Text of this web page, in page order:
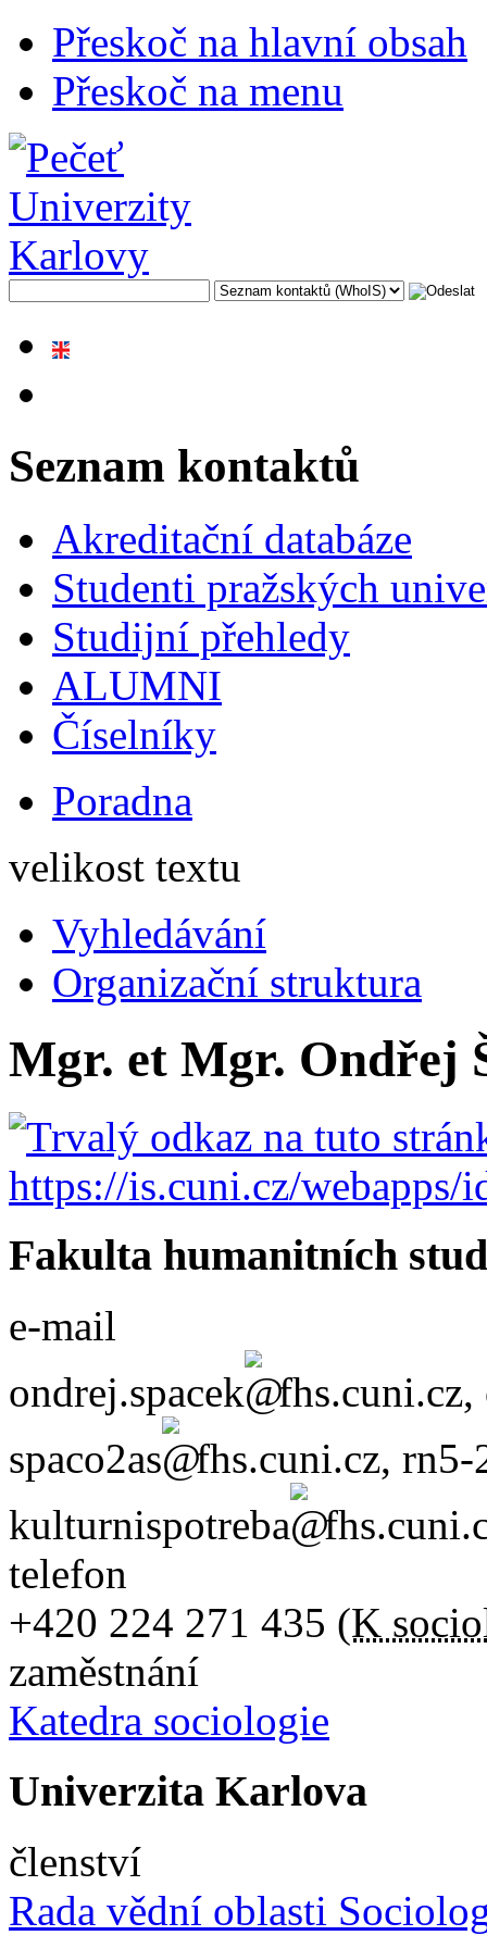
Přeskoč na hlavní obsah
Přeskoč na menu
Seznam kontaktů
Akreditační databáze
Studenti pražských
Studijní přehledy
ALUMNI
Číselníky
Poradna
velikost textu
Vyhledávání
Organizační struktura
Mgr. et Mgr. Ondřej
Fakulta humanitních
e-mail
ondrej.spacek
fhs.cuni.cz,
spaco2as
fhs.cuni.cz, rn5-
kulturnispotreba
telefon
+420 224 271 435 (K
zaměstnání
Katedra sociologie
Univerzita Karlova
členství
Rada vědní oblasti